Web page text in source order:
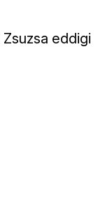
eddigi